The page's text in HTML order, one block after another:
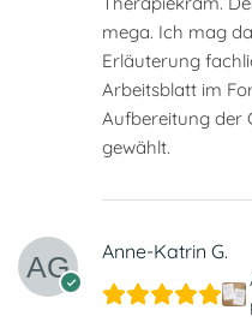
mega. Ich mag
Erläuterung
Arbeitsblatt im
Aufbereitung der
gewählt.
Anne-Katrin G.